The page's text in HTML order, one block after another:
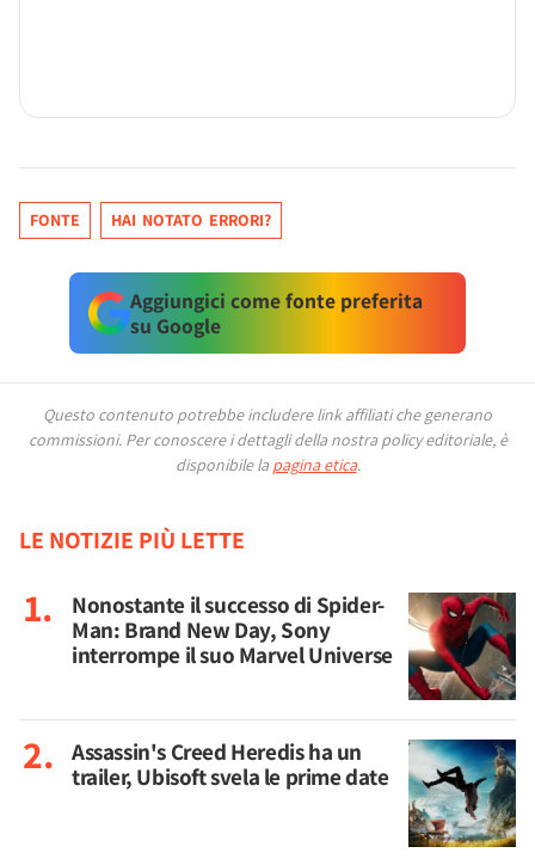
FONTE HAI NOTATO ERRORI?
Aggiungici come fonte preferita
su Google
Questo contenuto potrebbe includere link affiliati che generano
commissioni. Per conoscere i dettagli della nostra policy editoriale, è
disponibile la pagina etica.
LE NOTIZIE PIÙ LETTE
Nonostante il successo di Spider-
Man: Brand New Day, Sony
interrompe il suo Marvel Universe
Assassin's Creed Heredis ha un
trailer, Ubisoft svela le prime date